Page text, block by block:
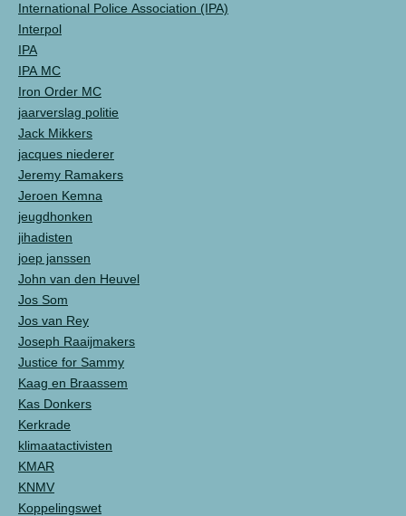
International Police Association (IPA)
Interpol
IPA
IPA MC
Iron Order MC
jaarverslag politie
Jack Mikkers
jacques niederer
Jeremy Ramakers
Jeroen Kemna
jeugdhonken
jihadisten
joep janssen
John van den Heuvel
Jos Som
Jos van Rey
Joseph Raaijmakers
Justice for Sammy
Kaag en Braassem
Kas Donkers
Kerkrade
klimaatactivisten
KMAR
KNMV
Koppelingswet